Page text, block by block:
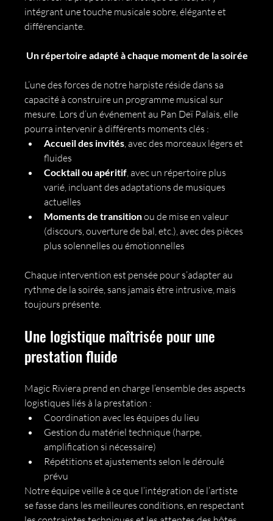
intégrant une touche musicale sobre, élégante et
différenciante.
Un répertoire adapté à chaque moment de la soirée
L’une des forces de notre harpiste réside dans sa
capacité à construire un programme musical sur
mesure. Lors d’un événement au Pan Deï Palais, elle
pourra intervenir à différents moments clés :
Accueil des invités , avec des morceaux légers et
fluides
Cocktail ou apéritif , avec un répertoire plus
varié, incluant des adaptations de musiques
actuelles
Moments de transition ou de mise en valeur
(discours, ouverture de bal, etc.), avec des pièces
plus solennelles ou émotionnelles
Chaque intervention est pensée pour s’adapter au
rythme de la soirée, sans jamais être intrusive, mais
toujours présente.
Une logistique maîtrisée pour une
prestation fluide
Magic Riviera prend en charge l’ensemble des aspects
logistiques liés à la prestation :
Coordination avec les équipes du lieu
Gestion du matériel technique (harpe,
amplification si nécessaire)
Répétitions et ajustements selon le déroulé
prévu
Notre équipe veille à ce que l’intégration de l’artiste
se fasse dans les meilleures conditions, en respectant